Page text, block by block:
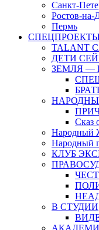
Санкт-
Ростов-на-
Пермь
TALANT
ДЕТИ
ЗЕМЛЯ —
Сказ
Народный
Народный
КЛУБ
В СТУДИИ